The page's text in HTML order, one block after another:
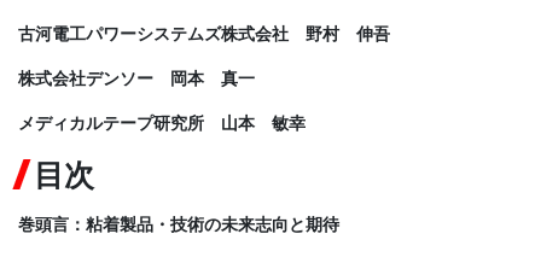
古河電工パワーシステムズ株式会社 野村 伸吾
株式会社デンソー 岡本 真一
メディカルテープ研究所 山本 敏幸
目次
巻頭言：粘着製品・技術の未来志向と期待